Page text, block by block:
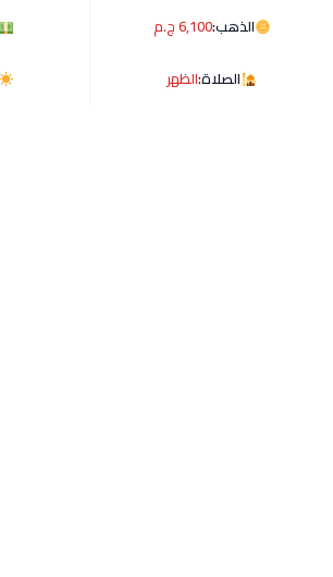
الذهب:6,100 ج.م
الصلاة:الظهر